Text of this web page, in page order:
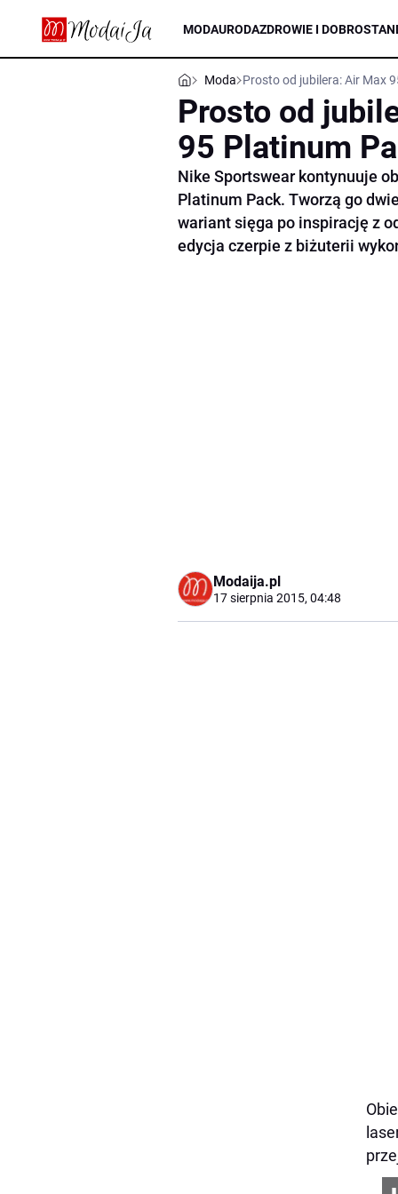
MODAURODAZDROWIE I DOBROSTAN
Moda Prosto od jubilera: Air Max
Prosto od
95 Platinum
Nike Sportswear kontynuuje
Platinum Pack. Tworzą go
wariant sięga po inspirację z
edycja czerpie z biżuterii
Modaija.pl
17 sierpnia 2015, 04:48